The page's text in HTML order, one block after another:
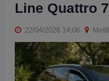
Line Quattro
22/04/2026 14:06